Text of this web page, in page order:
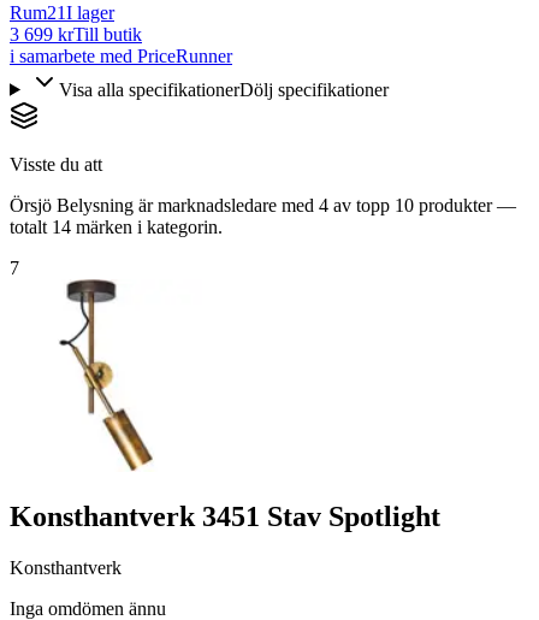
Rum21I lager
3 699 krTill butik
i samarbete med PriceRunner
Visa alla specifikationerDölj specifikationer
Visste du att
Örsjö Belysning är marknadsledare med 4 av topp 10 produkter —
totalt 14 märken i kategorin.
7
Konsthantverk 3451 Stav Spotlight
Konsthantverk
Inga omdömen ännu